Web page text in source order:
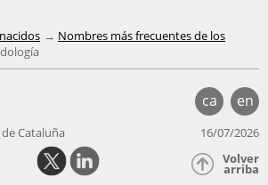
Nombres más frecuentes de los
ca en
Cataluña
16/07/2026
Volver
arriba